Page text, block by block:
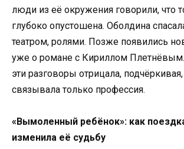
люди из её окружения говорили, что
глубоко опустошена. Оболдина
театром, ролями. Позже появились
уже о романе с Кириллом
эти разговоры отрицала, подчёркивая,
связывала только профессия.
«Вымоленный ребёнок»: как
изменила её судьбу